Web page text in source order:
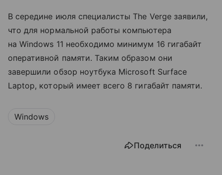
В середине июля специалисты The Verge заявили,
что для нормальной работы компьютера
на Windows 11 необходимо минимум 16 гигабайт
оперативной памяти. Таким образом они
завершили обзор ноутбука Microsoft Surface
Laptop, который имеет всего 8 гигабайт памяти.
Windows
Поделиться